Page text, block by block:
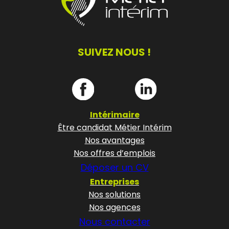
SUIVEZ NOUS !
Intérimaire
Être candidat Métier Intérim
Nos avantages
Nos offres d’emplois
Déposer un CV
Entreprises
Nos solutions
Nos agences
Nous contacter